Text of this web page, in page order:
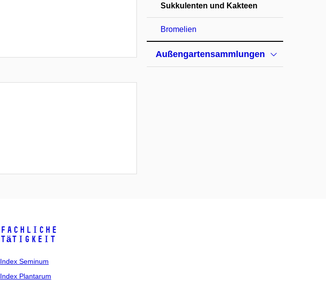
Sukkulenten und Kakteen
Bromelien
Außengartensammlungen
Fachliche
Tätigkeit
Index Seminum
Index Plantarum